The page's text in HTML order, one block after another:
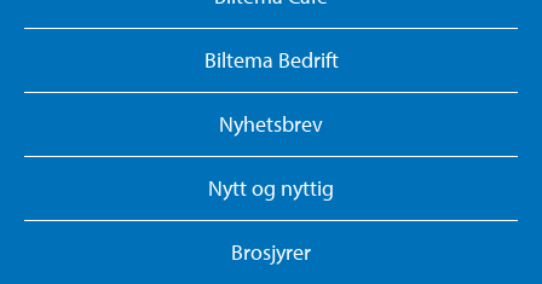
Biltema Bedrift
Nyhetsbrev
Nytt og nyttig
Brosjyrer